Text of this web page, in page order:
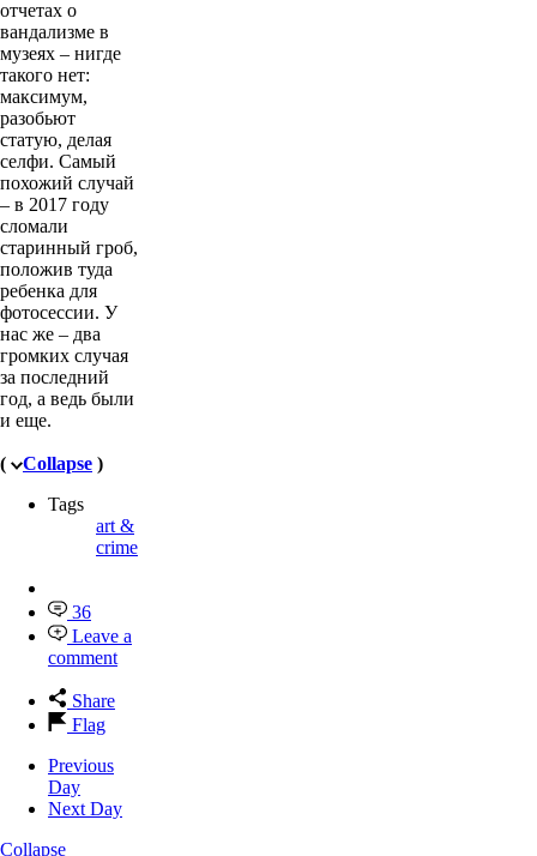
отчетах о
вандализме в
музеях – нигде
такого нет:
максимум,
разобьют
статую, делая
селфи. Самый
похожий случай
– в 2017 году
сломали
старинный гроб,
положив туда
ребенка для
фотосессии. У
нас же – два
громких случая
за последний
год, а ведь были
и еще.
( Collapse )
Tags
art &
crime
36
Leave a
comment
Share
Flag
Previous
Day
Next Day
Collapse